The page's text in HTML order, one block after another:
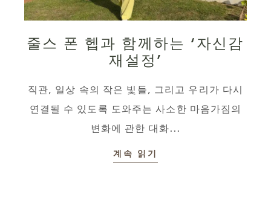
줄스 폰 헵과 함께하는 ‘자신감
재설정’
직관, 일상 속의 작은 빛들, 그리고 우리가 다시
연결될 수 있도록 도와주는 사소한 마음가짐의
변화에 관한 대화...
계속 읽기